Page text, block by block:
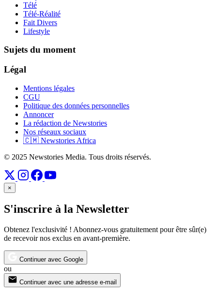
Télé
Télé-Réalité
Fait Divers
Lifestyle
Sujets du moment
Légal
Mentions légales
CGU
Politique des données personnelles
Annoncer
La rédaction de Newstories
Nos réseaux sociaux
🇨🇲 Newstories Africa
© 2025 Newstories Media. Tous droits réservés.
×
S'inscrire à la Newsletter
Obtenez l'exclusivité ! Abonnez-vous gratuitement pour être sûr(e)
de recevoir nos exclus en avant-première.
Continuer avec Google
ou
Continuer avec une adresse e-mail